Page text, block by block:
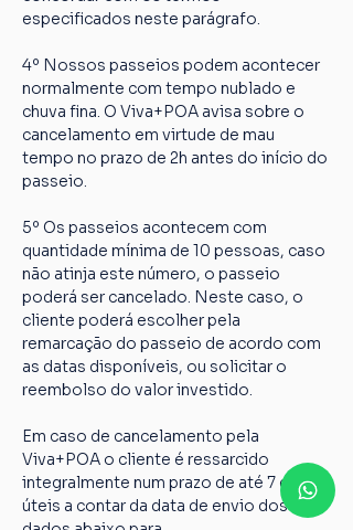
especificados neste parágrafo.
4º Nossos passeios podem acontecer
normalmente com tempo nublado e
chuva fina. O Viva+POA avisa sobre o
cancelamento em virtude de mau
tempo no prazo de 2h antes do início do
passeio.
5º Os passeios acontecem com
quantidade mínima de 10 pessoas, caso
não atinja este número, o passeio
poderá ser cancelado. Neste caso, o
cliente poderá escolher pela
remarcação do passeio de acordo com
as datas disponíveis, ou solicitar o
reembolso do valor investido.
Em caso de cancelamento pela
Viva+POA o cliente é ressarcido
integralmente num prazo de até 7 dias
úteis a contar da data de envio dos